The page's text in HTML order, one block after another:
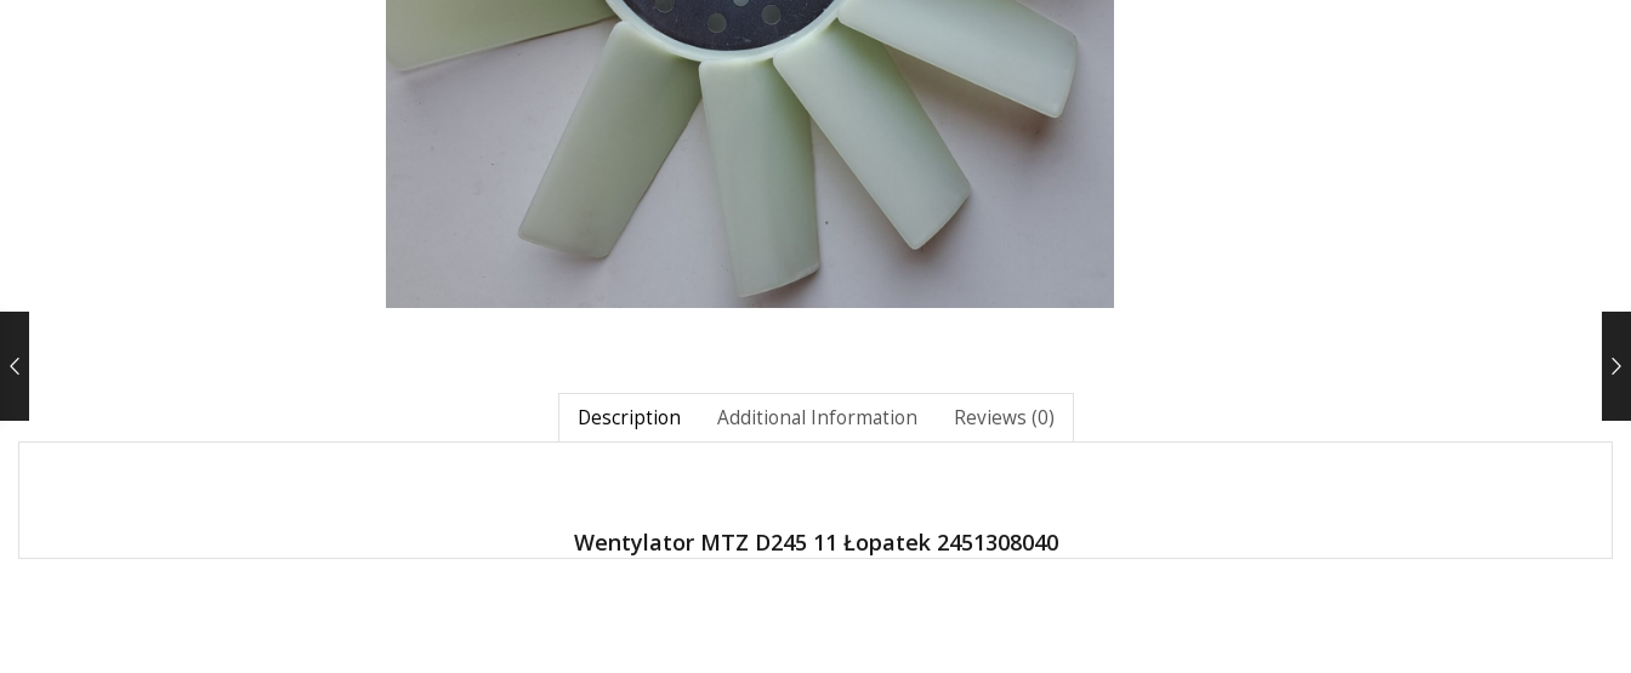
Description Additional Information Reviews (0)
Wentylator MTZ D245 11 Łopatek 2451308040